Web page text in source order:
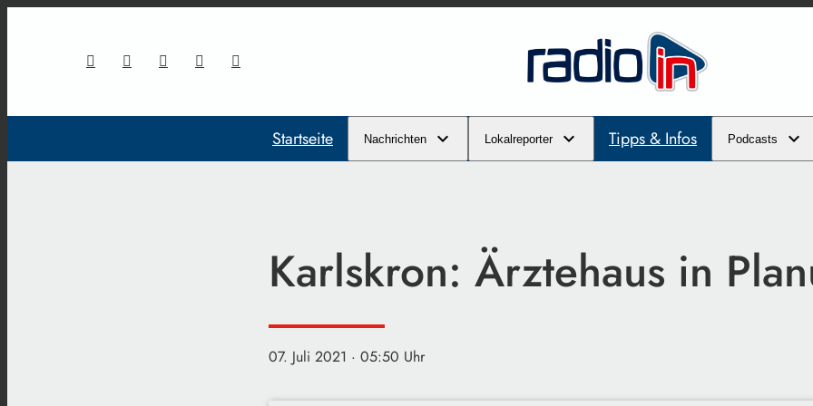
Startseite Nachrichten Lokalreporter Tipps & Infos Podcasts
Karlskron: Ärztehaus in
07. Juli 2021 · 05:50 Uhr